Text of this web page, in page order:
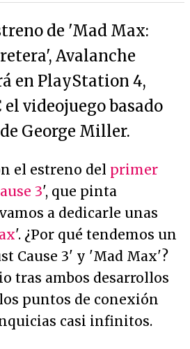
de 'Mad Max:
Avalanche
en PlayStation 4,
el videojuego basado
George Miller.
el estreno del primer
3', que pinta
a dedicarle unas
'. ¿Por qué tendemos un
Cause 3' y 'Mad Max'?
tras ambos desarrollos
puntos de conexión
casi infinitos.